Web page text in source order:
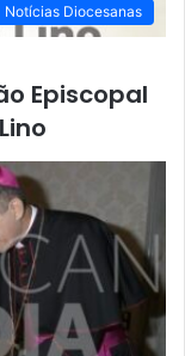
Notícias Diocesanas
Episcopal